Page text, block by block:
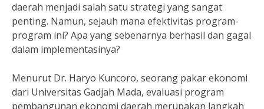
daerah menjadi salah satu strategi yang sangat
penting. Namun, sejauh mana efektivitas program-
program ini? Apa yang sebenarnya berhasil dan gagal
dalam implementasinya?
Menurut Dr. Haryo Kuncoro, seorang pakar ekonomi
dari Universitas Gadjah Mada, evaluasi program
pembangunan ekonomi daerah merupakan langkah